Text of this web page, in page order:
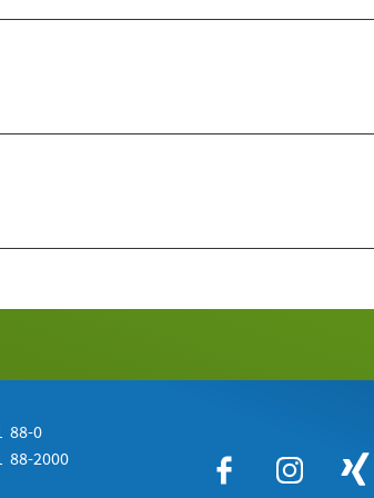
88-0
88-2000